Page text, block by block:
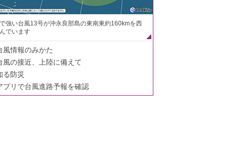
強い台風13号が沖永良部島の東南東約160kmを西
でいます
風情報のみかた
風の接近、上陸に備えて
る防災
プリで台風進路予報を確認